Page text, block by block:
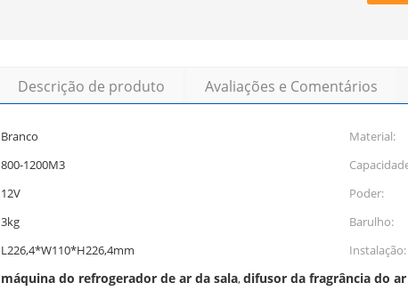
Descrição de produto Avaliações e Comentários
Branco Material:
800-1200M3
12V Poder:
3kg Barulho:
L226,4*W110*H226,4mm Instalação:
máquina do refrogerador de ar da sala,difusor da fragrância do ar